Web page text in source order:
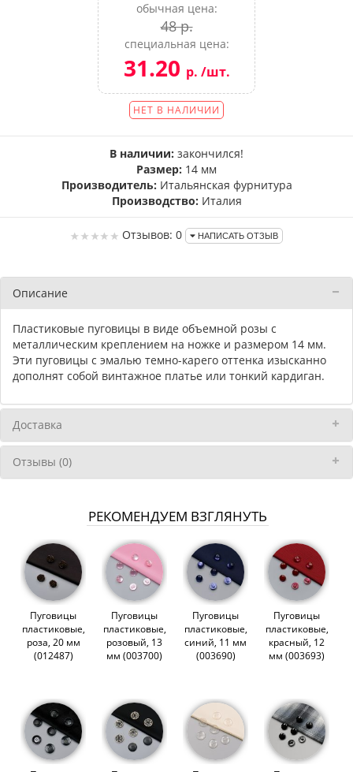
обычная цена:
48 р.
специальная цена:
31.20 р. /шт.
НЕТ В НАЛИЧИИ
В наличии: закончился!
Размер: 14 мм
Производитель: Итальянская фурнитура
Производство: Италия
Отзывов: 0 НАПИСАТЬ ОТЗЫВ
Описание
Пластиковые пуговицы в виде объемной розы с
металлическим креплением на ножке и размером 14 мм.
Эти пуговицы с эмалью темно-карего оттенка изысканно
дополнят собой винтажное платье или тонкий кардиган.
Доставка
Отзывы (0)
РЕКОМЕНДУЕМ ВЗГЛЯНУТЬ
Пуговицы
пластиковые,
роза, 20 мм
(012487)
Пуговицы
пластиковые,
розовый, 13
мм (003700)
Пуговицы
пластиковые,
синий, 11 мм
(003690)
Пуговицы
пластиковые,
красный, 12
мм (003693)